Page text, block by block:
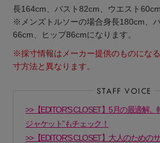
Stay in
ELLE SHOP 公式ア
長164cm、バスト82cm、ウエスト
※メンズトルソーの場合身長180cm、
66cm、ヒップ86cmになります。
※採寸情報はメーカー提供のものにな
寸方法と異なります。
>>【EDITOR'S CLOSET】5月の最適解
ジャケット”もチェック！
>>【EDITOR'S CLOSET】大人のための